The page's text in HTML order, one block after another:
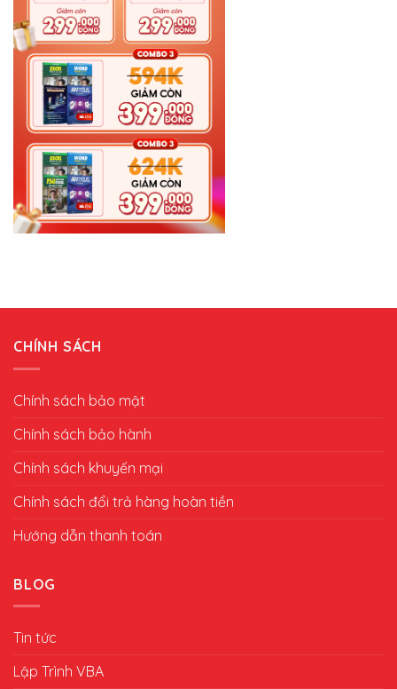
CHÍNH SÁCH
Chính sách bảo mật
Chính sách bảo hành
Chính sách khuyến mại
Chính sách đổi trả hàng hoàn tiền
Hướng dẫn thanh toán
BLOG
Tin tức
Lập Trình VBA